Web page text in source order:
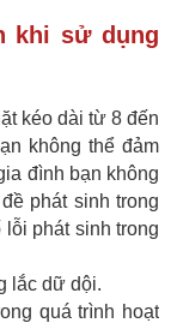
khi sử dụng
kéo dài từ 8 đến
không thể đảm
đình bạn không
phát sinh trong
phát sinh trong
lắc dữ dội.
quá trình hoạt